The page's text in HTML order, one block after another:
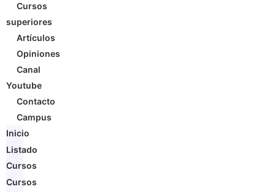
Cursos
superiores
Artículos
Opiniones
Canal
Youtube
Contacto
Campus
Inicio
Listado
Cursos
Cursos